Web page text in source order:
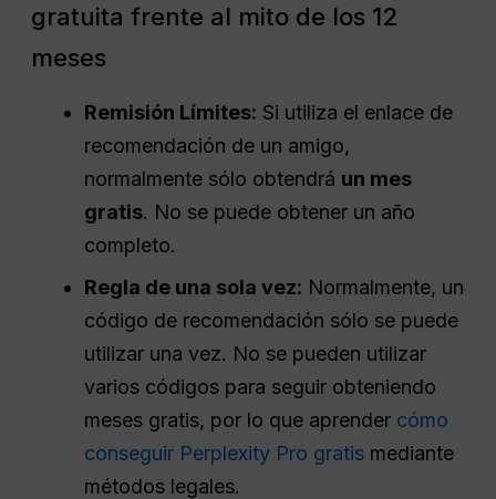
gratuita frente al mito de los 12
meses
Remisión Límites: Si utiliza el enlace de
recomendación de un amigo,
normalmente sólo obtendrá un mes
gratis. No se puede obtener un año
completo.
Regla de una sola vez: Normalmente, un
código de recomendación sólo se puede
utilizar una vez. No se pueden utilizar
varios códigos para seguir obteniendo
meses gratis, por lo que aprender cómo
conseguir Perplexity Pro gratis mediante
métodos legales.